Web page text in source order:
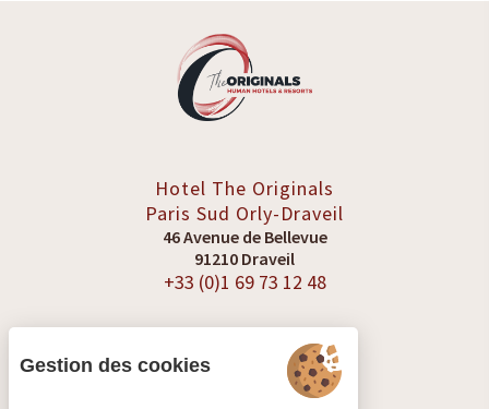
Hotel The Originals
Paris Sud Orly-Draveil
46 Avenue de Bellevue
91210 Draveil
+33 (0)1 69 73 12 48
VOIR LES AVIS
Gestion des cookies